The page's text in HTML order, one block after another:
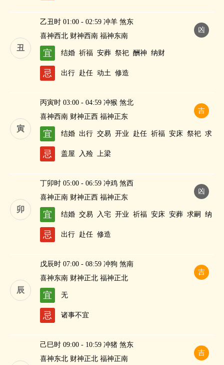
丑
凶
乙丑时 01:00 - 02:59 冲羊 煞东
喜神西北 财神西南 福神东南
宜 结婚 祈福 安葬 祭祀 酬神 纳财
忌 出行 赴任 动土 修造
寅
吉
丙寅时 03:00 - 04:59 冲猴 煞北
喜神西南 财神正西 福神正东
宜 结婚 出行 交易 开业 赴任 祈福 安床 祭祀 求
嗣
纳财
忌 盖屋 入殓 上梁
卯
凶
丁卯时 05:00 - 06:59 冲鸡 煞西
喜神正南 财神正西 福神正东
宜 结婚 交易 入宅 开业 祈福 安床 安葬 求嗣
纳
财
忌 出行 赴任 修造
辰
吉
戊辰时 07:00 - 08:59 冲狗 煞南
喜神东南 财神正北 福神正北
宜 无
忌 诸事不宜
吉
己巳时 09:00 - 10:59 冲猪 煞东
喜神东北 财神正北 福神正南